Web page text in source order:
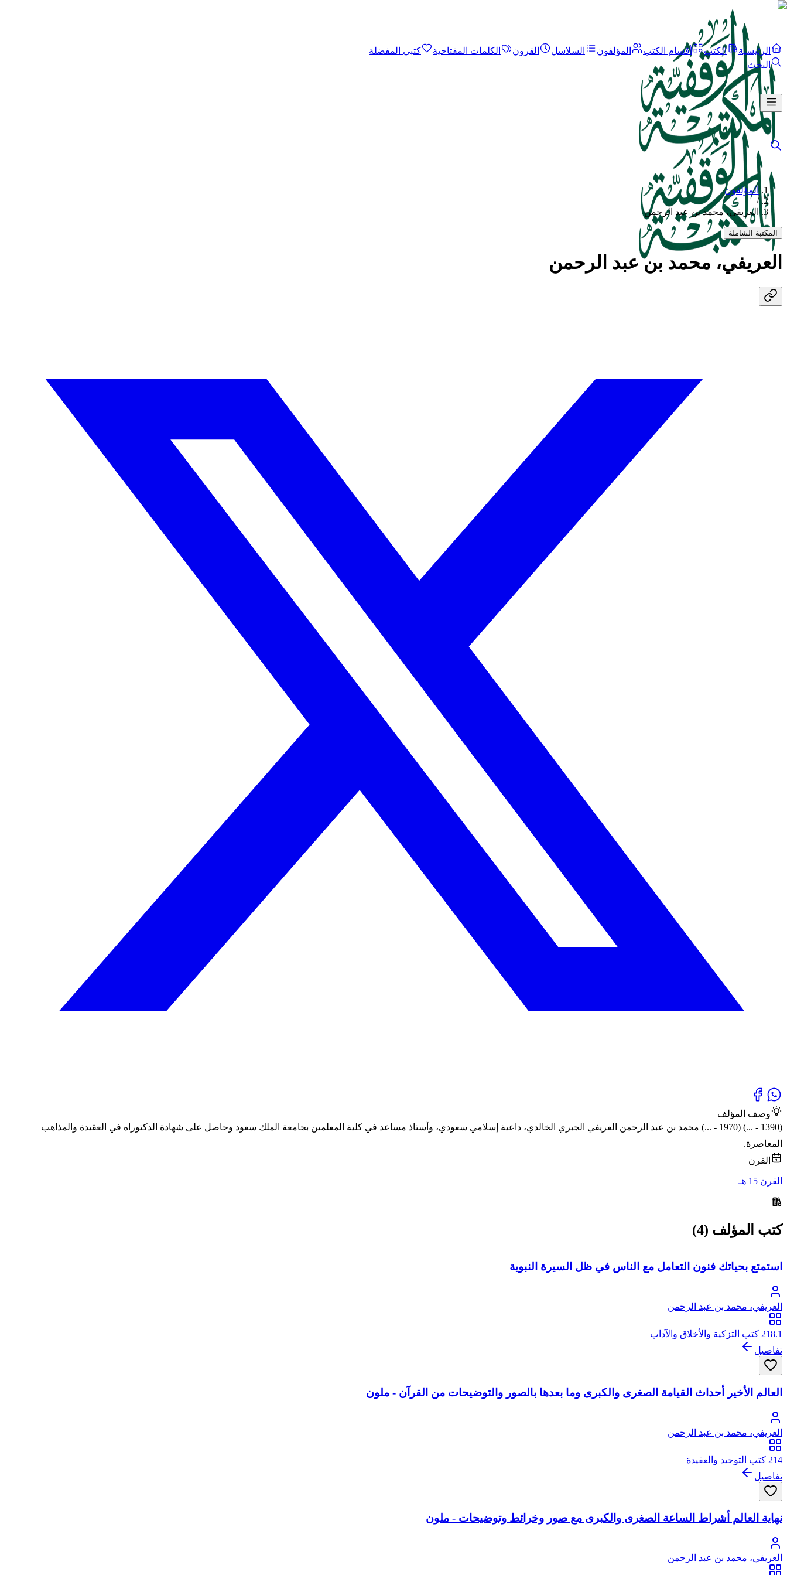
الرئيسية الكتب أقسام الكتب المؤلفون السلاسل القرون الكلمات المفتاحية
كتبي المفضلة
البحث
المؤلفون
/
العريفي، محمد بن عبد الرحمن
المكتبة الشاملة
العريفي، محمد بن عبد الرحمن
وصف المؤلف
(1390 - ...) (1970 - ...) محمد بن عبد الرحمن العريفي الجبري الخالدي، داعية إسلامي سعودي، وأستاذ مساعد في كلية المعلمين بجامعة الملك سعود وحاصل على شهادة الدكتوراه في العقيدة والمذاهب
المعاصرة.
القرن
القرن 15 هـ
كتب المؤلف (4)
استمتع بحياتك فنون التعامل مع الناس في ظل السيرة النبوية
العريفي، محمد بن عبد الرحمن
218.1 كتب التزكية والأخلاق والآداب
تفاصيل
العالم الأخير أحداث القيامة الصغرى والكبرى وما بعدها بالصور والتوضيحات من القرآن - ملون
العريفي، محمد بن عبد الرحمن
214 كتب التوحيد والعقيدة
تفاصيل
نهاية العالم أشراط الساعة الصغرى والكبرى مع صور وخرائط وتوضيحات - ملون
العريفي، محمد بن عبد الرحمن